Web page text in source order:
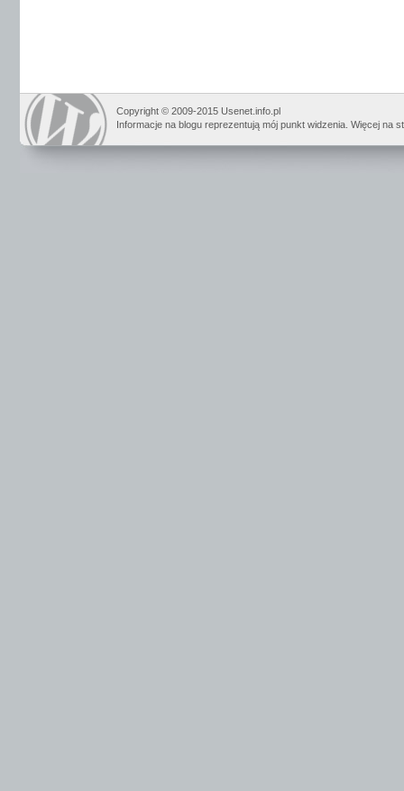
Copyright © 2009-2015 Usenet.info.pl
Informacje na blogu reprezentują mój punkt widzenia. Więcej na